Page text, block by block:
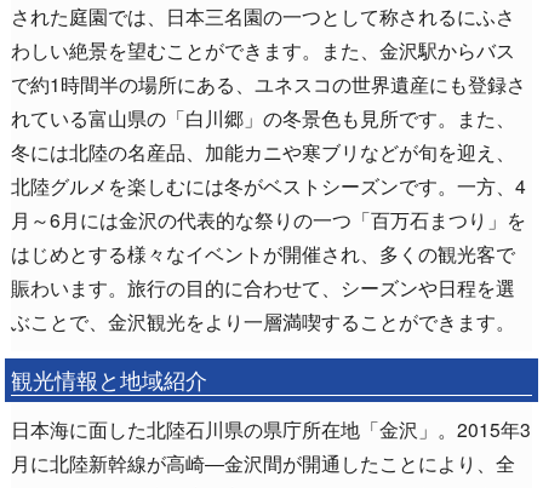
された庭園では、日本三名園の一つとして称されるにふさ
わしい絶景を望むことができます。また、金沢駅からバス
で約1時間半の場所にある、ユネスコの世界遺産にも登録さ
れている富山県の「白川郷」の冬景色も見所です。また、
冬には北陸の名産品、加能カニや寒ブリなどが旬を迎え、
北陸グルメを楽しむには冬がベストシーズンです。一方、4
月～6月には金沢の代表的な祭りの一つ「百万石まつり」を
はじめとする様々なイベントが開催され、多くの観光客で
賑わいます。旅行の目的に合わせて、シーズンや日程を選
ぶことで、金沢観光をより一層満喫することができます。
観光情報と地域紹介
日本海に面した北陸石川県の県庁所在地「金沢」。2015年3
月に北陸新幹線が高崎―金沢間が開通したことにより、全